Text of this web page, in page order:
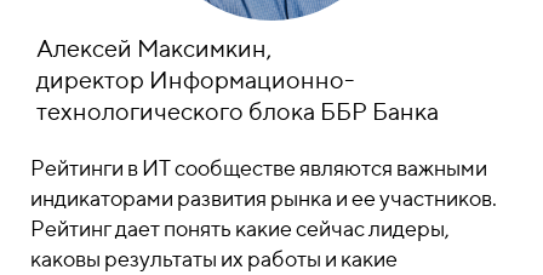
Алексей Максимкин,
директор Информационно-
технологического блока ББР Банка
Рейтинги в ИТ сообществе являются важными
индикаторами развития рынка и ее участников.
Рейтинг дает понять какие сейчас лидеры,
каковы результаты их работы и какие